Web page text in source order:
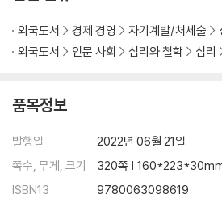
Toughness has long been held as the
llenge and achieving greatness,
d, at a boardroom, or at the dining
do, and hiding any sign of weakness.
Steve Magness, a performance
ounded in the latest science and
외국도서 경제 경영 자기계발/처세술
외국도서
인문 사회 심리와 철학 심리
품목정보
발행일
2022년 06월 21일
쪽수, 무게, 크기
320쪽 |
ISBN13
9780063098619